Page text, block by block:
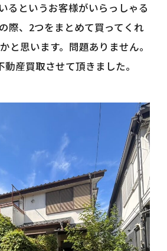
るというお客様がいらっしゃる
際、2つをまとめて買ってくれ
と思います。問題ありません。
産買取させて頂きました。